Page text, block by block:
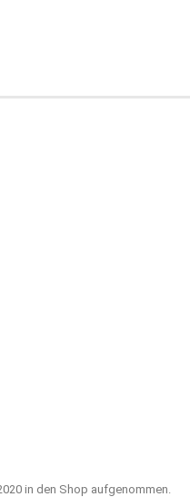
in den Shop aufgenommen.